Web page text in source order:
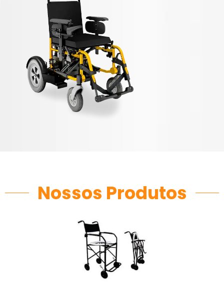
Nossos Produtos